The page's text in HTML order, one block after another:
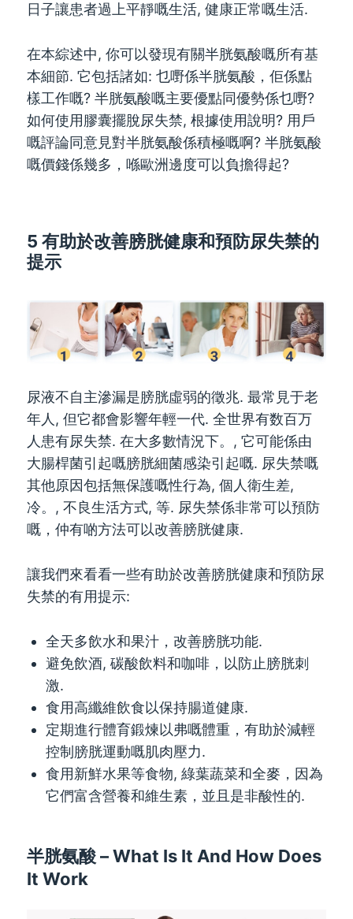
日子讓患者過上平靜嘅生活, 健康正常嘅生活.
在本綜述中, 你可以發現有關半胱氨酸嘅所有基
本細節. 它包括諸如: 乜嘢係半胱氨酸，佢係點
樣工作嘅? 半胱氨酸嘅主要優點同優勢係乜嘢?
如何使用膠囊擺脫尿失禁, 根據使用說明? 用戶
嘅評論同意見對半胱氨酸係積極嘅啊? 半胱氨酸
嘅價錢係幾多，喺歐洲邊度可以負擔得起?
5 有助於改善膀胱健康和預防尿失禁的
提示
尿液不自主滲漏是膀胱虛弱的徵兆. 最常見于老
年人, 但它都會影響年輕一代. 全世界有数百万
人患有尿失禁. 在大多數情況下。, 它可能係由
大腸桿菌引起嘅膀胱細菌感染引起嘅. 尿失禁嘅
其他原因包括無保護嘅性行為, 個人衛生差,
冷。, 不良生活方式, 等. 尿失禁係非常可以預防
嘅，仲有啲方法可以改善膀胱健康.
讓我們來看看一些有助於改善膀胱健康和預防尿
失禁的有用提示:
全天多飲水和果汁，改善膀胱功能.
避免飲酒, 碳酸飲料和咖啡，以防止膀胱刺
激.
食用高纖維飲食以保持腸道健康.
定期進行體育鍛煉以弗嘅體重，有助於減輕
控制膀胱運動嘅肌肉壓力.
食用新鮮水果等食物, 綠葉蔬菜和全麥，因為
它們富含營養和維生素，並且是非酸性的.
半胱氨酸 –What Is It And How Does
It Work